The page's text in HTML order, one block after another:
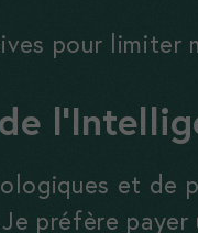
pour limiter
et
préfère